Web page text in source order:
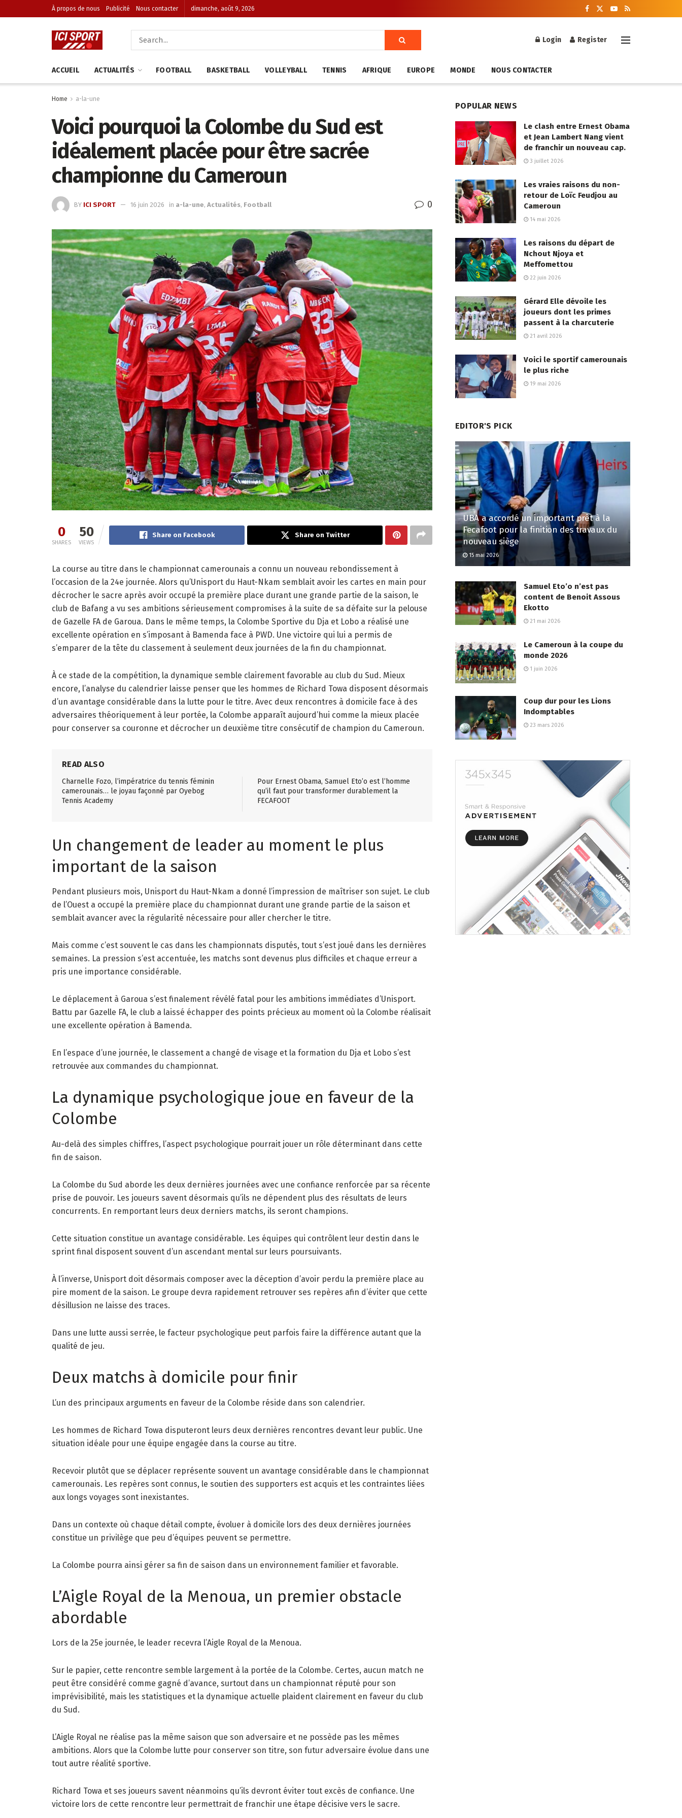
À propos de nous Publicité Nous contacter dimanche, août 9, 2026
Login Register
ACCUEIL ACTUALITÉS FOOTBALL BASKETBALL VOLLEYBALL TENNIS AFRIQUE EUROPE MONDE NOUS CONTACTER
Home a-la-une
Voici pourquoi la Colombe du Sud est
idéalement placée pour être sacrée
championne du Cameroun
BY ICI SPORT 16 juin 2026 in a-la-une, Actualités, Football 0
0
SHARES
50
VIEWS
Share on Facebook Share on Twitter
La course au titre dans le championnat camerounais a connu un nouveau rebondissement à
l’occasion de la 24e journée. Alors qu’Unisport du Haut-Nkam semblait avoir les cartes en main pour
décrocher le sacre après avoir occupé la première place durant une grande partie de la saison, le
club de Bafang a vu ses ambitions sérieusement compromises à la suite de sa défaite sur la pelouse
de Gazelle FA de Garoua. Dans le même temps, la Colombe Sportive du Dja et Lobo a réalisé une
excellente opération en s’imposant à Bamenda face à PWD. Une victoire qui lui a permis de
s’emparer de la tête du classement à seulement deux journées de la fin du championnat.
À ce stade de la compétition, la dynamique semble clairement favorable au club du Sud. Mieux
encore, l’analyse du calendrier laisse penser que les hommes de Richard Towa disposent désormais
d’un avantage considérable dans la lutte pour le titre. Avec deux rencontres à domicile face à des
adversaires théoriquement à leur portée, la Colombe apparaît aujourd’hui comme la mieux placée
pour conserver sa couronne et décrocher un deuxième titre consécutif de champion du Cameroun.
READ ALSO
Charnelle Fozo, l’impératrice du tennis féminin
camerounais… le joyau façonné par Oyebog
Tennis Academy
Pour Ernest Obama, Samuel Eto’o est l’homme
qu’il faut pour transformer durablement la
FECAFOOT
Un changement de leader au moment le plus
important de la saison
Pendant plusieurs mois, Unisport du Haut-Nkam a donné l’impression de maîtriser son sujet. Le club
de l’Ouest a occupé la première place du championnat durant une grande partie de la saison et
semblait avancer avec la régularité nécessaire pour aller chercher le titre.
Mais comme c’est souvent le cas dans les championnats disputés, tout s’est joué dans les dernières
semaines. La pression s’est accentuée, les matchs sont devenus plus difficiles et chaque erreur a
pris une importance considérable.
Le déplacement à Garoua s’est finalement révélé fatal pour les ambitions immédiates d’Unisport.
Battu par Gazelle FA, le club a laissé échapper des points précieux au moment où la Colombe réalisait
une excellente opération à Bamenda.
En l’espace d’une journée, le classement a changé de visage et la formation du Dja et Lobo s’est
retrouvée aux commandes du championnat.
La dynamique psychologique joue en faveur de la
Colombe
Au-delà des simples chiffres, l’aspect psychologique pourrait jouer un rôle déterminant dans cette
fin de saison.
La Colombe du Sud aborde les deux dernières journées avec une confiance renforcée par sa récente
prise de pouvoir. Les joueurs savent désormais qu’ils ne dépendent plus des résultats de leurs
concurrents. En remportant leurs deux derniers matchs, ils seront champions.
Cette situation constitue un avantage considérable. Les équipes qui contrôlent leur destin dans le
sprint final disposent souvent d’un ascendant mental sur leurs poursuivants.
À l’inverse, Unisport doit désormais composer avec la déception d’avoir perdu la première place au
pire moment de la saison. Le groupe devra rapidement retrouver ses repères afin d’éviter que cette
désillusion ne laisse des traces.
Dans une lutte aussi serrée, le facteur psychologique peut parfois faire la différence autant que la
qualité de jeu.
Deux matchs à domicile pour finir
L’un des principaux arguments en faveur de la Colombe réside dans son calendrier.
Les hommes de Richard Towa disputeront leurs deux dernières rencontres devant leur public. Une
situation idéale pour une équipe engagée dans la course au titre.
Recevoir plutôt que se déplacer représente souvent un avantage considérable dans le championnat
camerounais. Les repères sont connus, le soutien des supporters est acquis et les contraintes liées
aux longs voyages sont inexistantes.
Dans un contexte où chaque détail compte, évoluer à domicile lors des deux dernières journées
constitue un privilège que peu d’équipes peuvent se permettre.
La Colombe pourra ainsi gérer sa fin de saison dans un environnement familier et favorable.
L’Aigle Royal de la Menoua, un premier obstacle
abordable
Lors de la 25e journée, le leader recevra l’Aigle Royal de la Menoua.
Sur le papier, cette rencontre semble largement à la portée de la Colombe. Certes, aucun match ne
peut être considéré comme gagné d’avance, surtout dans un championnat réputé pour son
imprévisibilité, mais les statistiques et la dynamique actuelle plaident clairement en faveur du club
du Sud.
L’Aigle Royal ne réalise pas la même saison que son adversaire et ne possède pas les mêmes
ambitions. Alors que la Colombe lutte pour conserver son titre, son futur adversaire évolue dans une
tout autre réalité sportive.
Richard Towa et ses joueurs savent néanmoins qu’ils devront éviter tout excès de confiance. Une
victoire lors de cette rencontre leur permettrait de franchir une étape décisive vers le sacre.
POPULAR NEWS
Le clash entre Ernest Obama
et Jean Lambert Nang vient
de franchir un nouveau cap.
3 juillet 2026
Les vraies raisons du non-
retour de Loïc Feudjou au
Cameroun
14 mai 2026
Les raisons du départ de
Nchout Njoya et
Meffomettou
22 juin 2026
Gérard Elle dévoile les
joueurs dont les primes
passent à la charcuterie
21 avril 2026
Voici le sportif camerounais
le plus riche
19 mai 2026
EDITOR'S PICK
UBA a accordé un important prêt à la
Fecafoot pour la finition des travaux du
nouveau siège
15 mai 2026
Samuel Eto’o n’est pas
content de Benoit Assous
Ekotto
21 mai 2026
Le Cameroun à la coupe du
monde 2026
1 juin 2026
Coup dur pour les Lions
Indomptables
23 mars 2026